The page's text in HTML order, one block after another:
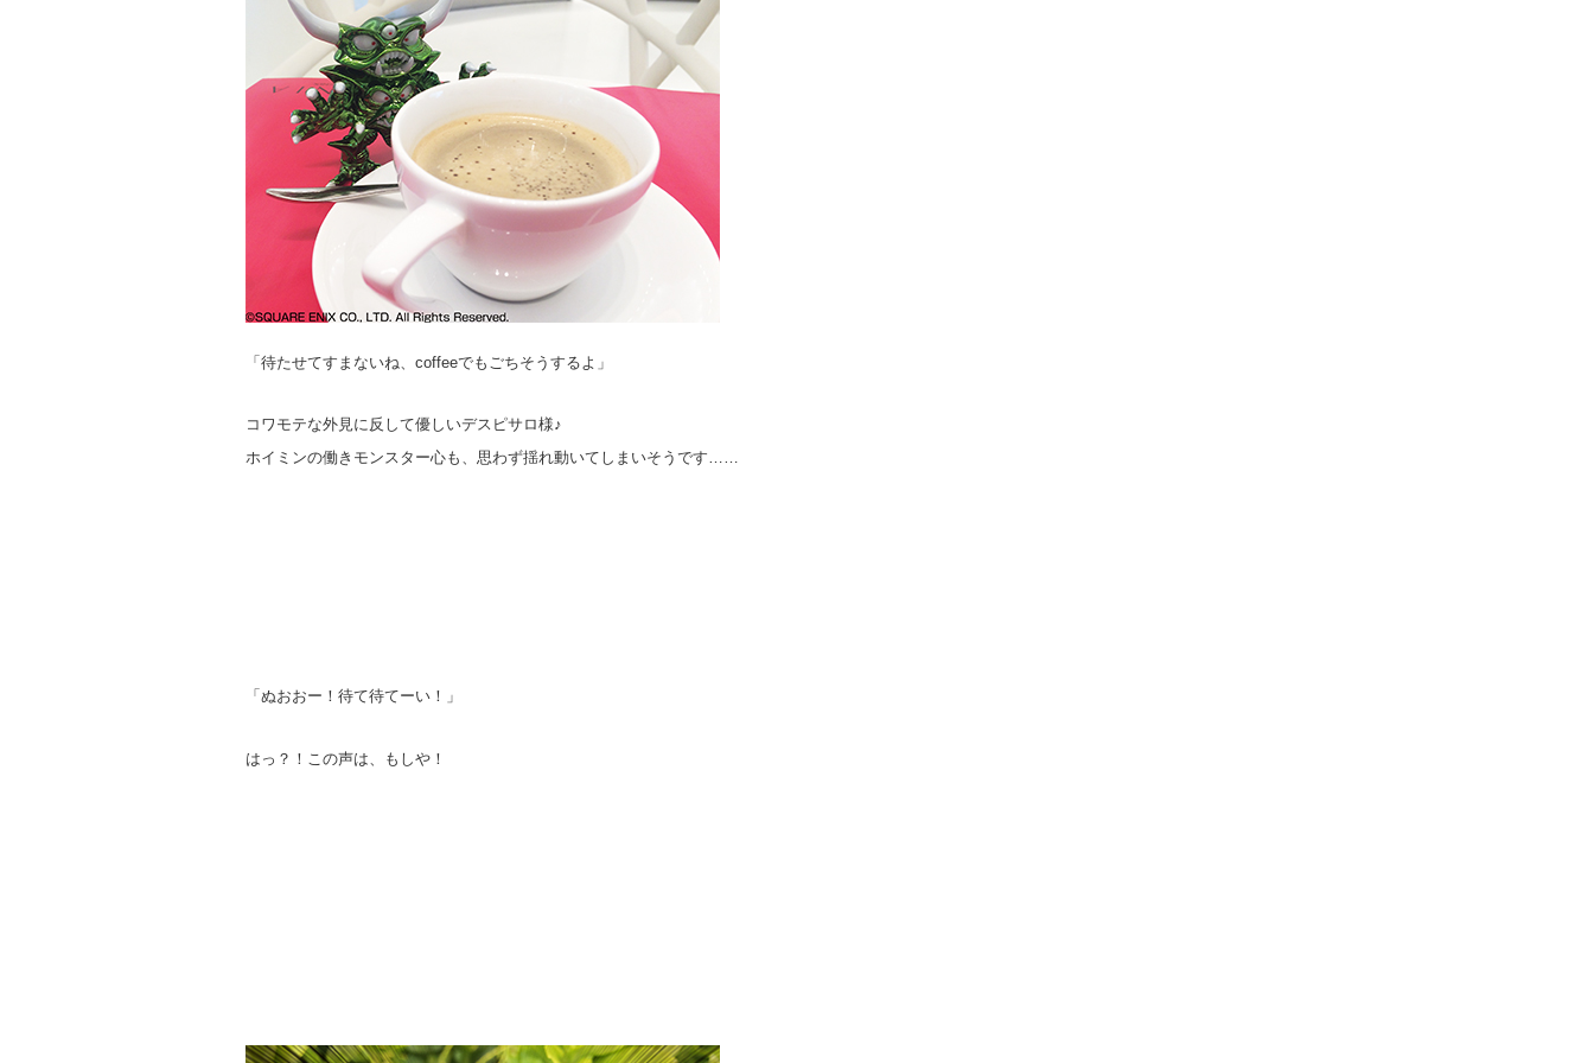
「待たせてすまないね、coffeeでもごちそうするよ」
コワモテな外見に反して優しいデスピサロ様♪
ホイミンの働きモンスター心も、思わず揺れ動いてしまいそうです……
「ぬおおー！待て待てーい！」
はっ？！この声は、もしや！